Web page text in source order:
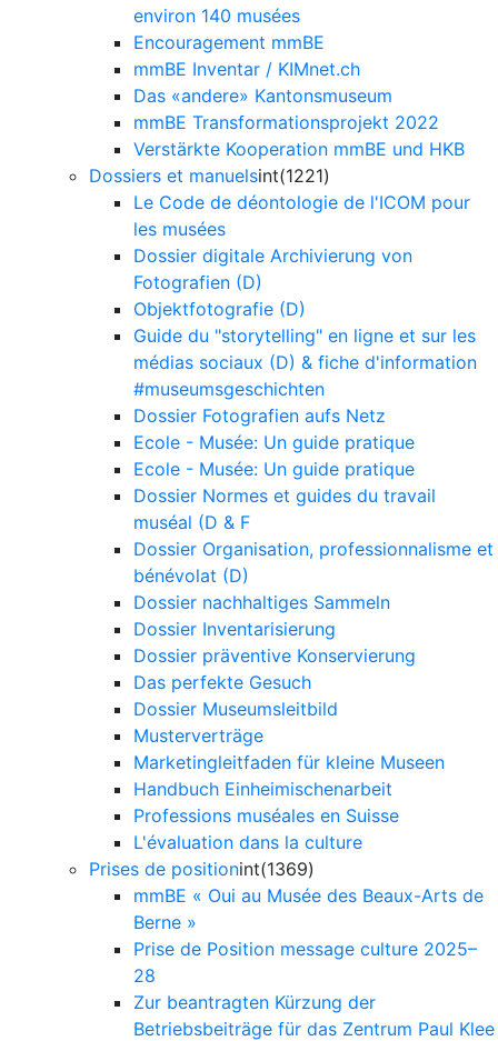
environ 140 musées
Encouragement mmBE
mmBE Inventar / KIMnet.ch
Das «andere» Kantonsmuseum
mmBE Transformationsprojekt 2022
Verstärkte Kooperation mmBE und HKB
Dossiers et manuelsint(1221)
Le Code de déontologie de l'ICOM pour
les musées
Dossier digitale Archivierung von
Fotografien (D)
Objektfotografie (D)
Guide du "storytelling" en ligne et sur les
médias sociaux (D) & fiche d'information
#museumsgeschichten
Dossier Fotografien aufs Netz
Ecole - Musée: Un guide pratique
Ecole - Musée: Un guide pratique
Dossier Normes et guides du travail
muséal (D & F
Dossier Organisation, professionnalisme et
bénévolat (D)
Dossier nachhaltiges Sammeln
Dossier Inventarisierung
Dossier präventive Konservierung
Das perfekte Gesuch
Dossier Museumsleitbild
Musterverträge
Marketingleitfaden für kleine Museen
Handbuch Einheimischenarbeit
Professions muséales en Suisse
L'évaluation dans la culture
Prises de positionint(1369)
mmBE « Oui au Musée des Beaux-Arts de
Berne »
Prise de Position message culture 2025–
28
Zur beantragten Kürzung der
Betriebsbeiträge für das Zentrum Paul Klee